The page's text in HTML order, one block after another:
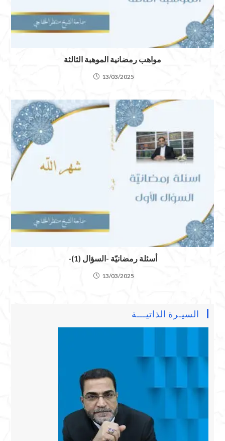
مواهب رمضانية الموهبة الثالثة
13/03/2025
أسئلة رمضانيّة -السؤال (1)-
13/03/2025
السيـرة الذاتيـــة